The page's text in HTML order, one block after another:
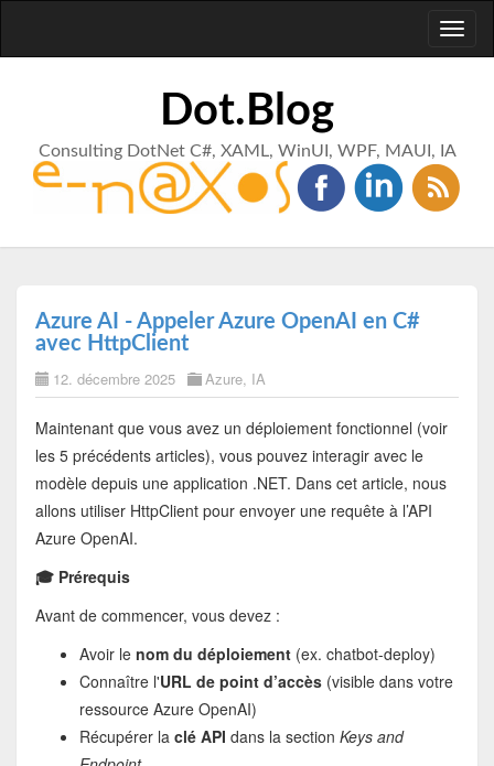
Dot.Blog
Consulting DotNet C#, XAML, WinUI, WPF, MAUI, IA
Azure AI - Appeler Azure OpenAI en C#
avec HttpClient
12. décembre 2025 Azure, IA
Maintenant que vous avez un déploiement fonctionnel (voir
les 5 précédents articles), vous pouvez interagir avec le
modèle depuis une application .NET. Dans cet article, nous
allons utiliser HttpClient pour envoyer une requête à l’API
Azure OpenAI.
🎓 Prérequis
Avant de commencer, vous devez :
Avoir le nom du déploiement(ex. chatbot-deploy)
Connaître l'URL de point d’accès(visible dans votre
ressource Azure OpenAI)
Récupérer la clé API dans la section Keys and